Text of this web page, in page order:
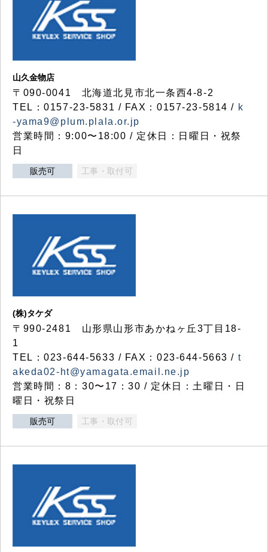
山久金物店
〒090-0041 北海道北見市北一条西4-8-2
TEL：0157-23-5831 / FAX：0157-23-5814 / k
-yama9@plum.plala.or.jp
営業時間：9:00〜18:00 / 定休日：日曜日・祝祭
日
販売可 工事・取付可
(株)タケダ
〒990-2481 山形県山形市あかねヶ丘3丁目18-
1
TEL：023-644-5633 / FAX：023-644-5663 / t
akeda02-ht@yamagata.email.ne.jp
営業時間：8：30〜17：30 / 定休日：土曜日・日
曜日・祝祭日
販売可 工事・取付可